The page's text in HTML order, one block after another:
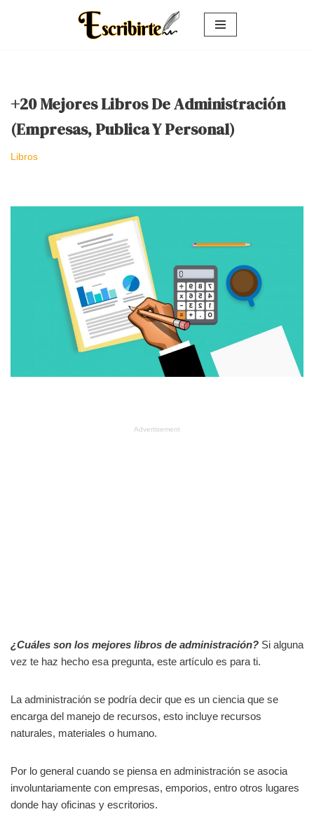
+20 Mejores Libros De Administración
(Empresas, Publica Y Personal)
Libros
Advertisement
¿Cuáles son los mejores libros de administración? Si alguna
vez te haz hecho esa pregunta, este artículo es para ti.
La administración se podría decir que es un ciencia que se
encarga del manejo de recursos, esto incluye recursos
naturales, materiales o humano.
Por lo general cuando se piensa en administración se asocia
involuntariamente con empresas, emporios, entro otros lugares
donde hay oficinas y escritorios.